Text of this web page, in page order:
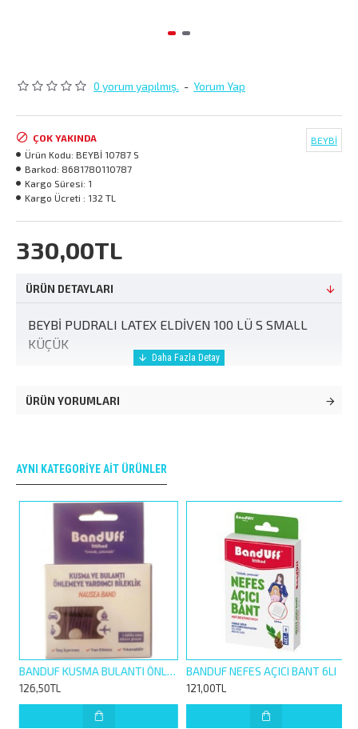
0 yorum yapılmış. - Yorum Yap
330,00TL
ÇOK YAKINDA
Ürün Kodu: BEYBİ 10787 S
Barkod: 8681780110787
Kargo Süresi: 1
Kargo Ücreti : 132 TL
BEYBİ
ÜRÜN DETAYLARI
BEYBİ PUDRALI LATEX ELDİVEN 100 LÜ S SMALL
KÜÇÜK
ÜRÜN YORUMLARI
AYNI KATEGORIYE AIT ÜRÜNLER
BANDUF KUSMA BULANTI ÖNLEYİCİ BİLEKLİK 1 ÇİFT
126,50TL
BANDUF NEFES AÇICI BANT 6LI
121,00TL